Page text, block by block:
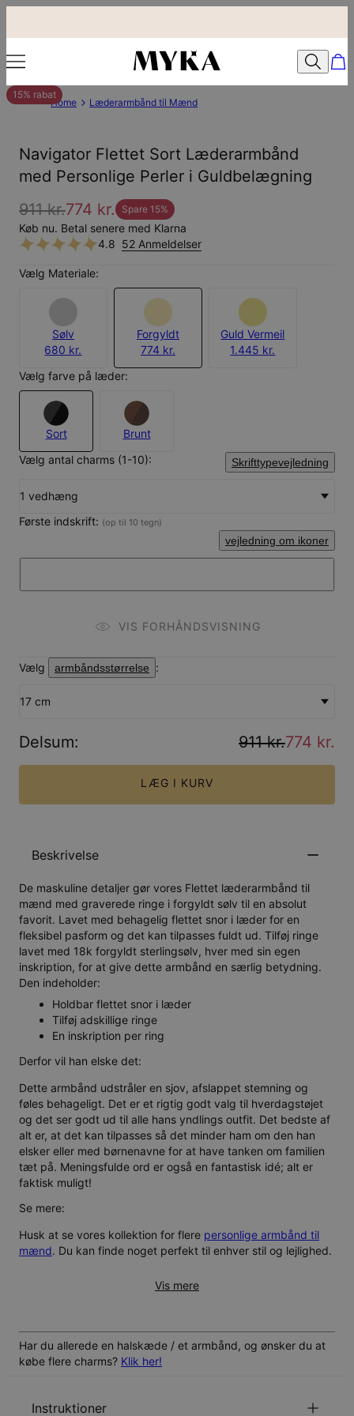
15% rabat
Home Læderarmbånd til Mænd
Navigator Flettet Sort Læderarmbånd
med Personlige Perler i Guldbelægning
911 kr.774 kr. Spare 15%
Køb nu. Betal senere med Klarna
4.8 52 Anmeldelser
Vælg Materiale:
Sølv
680 kr.
Forgyldt
774 kr.
Guld Vermeil
1.445 kr.
Vælg farve på læder:
Sort
Brunt
Vælg antal charms (1-10):
Skrifttypevejledning
1 vedhæng
Første indskrift: (op til 10 tegn)
vejledning om ikoner
VIS FORHÅNDSVISNING
Vælg armbåndsstørrelse :
17 cm
Delsum: 911 kr.774 kr.
LÆG I KURV
Beskrivelse
De maskuline detaljer gør vores Flettet læderarmbånd til
mænd med graverede ringe i forgyldt sølv til en absolut
favorit. Lavet med behagelig flettet snor i læder for en
fleksibel pasform og det kan tilpasses fuldt ud. Tilføj ringe
lavet med 18k forgyldt sterlingsølv, hver med sin egen
inskription, for at give dette armbånd en særlig betydning.
Den indeholder:
Holdbar flettet snor i læder
Tilføj adskillige ringe
En inskription per ring
Vis mere
Derfor vil han elske det:
Dette armbånd udstråler en sjov, afslappet stemning og
føles behageligt. Det er et rigtig godt valg til hverdagstøjet
og det ser godt ud til alle hans yndlings outfit. Det bedste af
alt er, at det kan tilpasses så det minder ham om den han
elsker eller med børnenavne for at have tanken om familien
tæt på. Meningsfulde ord er også en fantastisk idé; alt er
faktisk muligt!
Se mere:
Husk at se vores kollektion for flere personlige armbånd til
mænd. Du kan finde noget perfekt til enhver stil og lejlighed.
Har du allerede en halskæde / et armbånd, og ønsker du at
købe flere charms? Klik her!
Instruktioner